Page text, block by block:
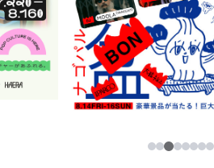
PARCOメンバーズ
JP
1234567